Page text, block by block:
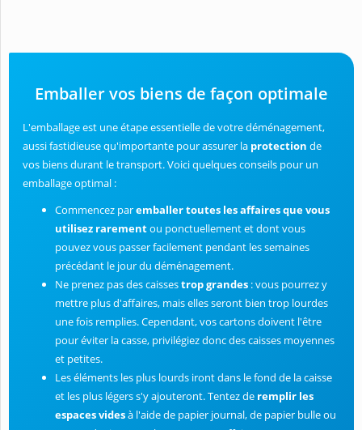
Emballer vos biens de façon optimale
L'emballage est une étape essentielle de votre déménagement,
aussi fastidieuse qu'importante pour assurer la protection de
vos biens durant le transport. Voici quelques conseils pour un
emballage optimal :
Commencez paremballer toutes les affaires que vous
utilisez rarementou ponctuellement et dont vous
pouvez vous passer facilement pendant les semaines
précédant le jour du déménagement.
Ne prenez pas des caissestrop grandes : vous pourrez y
mettre plus d'affaires, mais elles seront bien trop lourdes
une fois remplies. Cependant, vos cartons doivent l'être
pour éviter la casse, privilégiez donc des caisses moyennes
et petites.
Les éléments les plus lourds iront dans le fond de la caisse
et les plus légers s'y ajouteront. Tentez de remplir les
espaces videsà l'aide de papier journal, de papier bulle ou